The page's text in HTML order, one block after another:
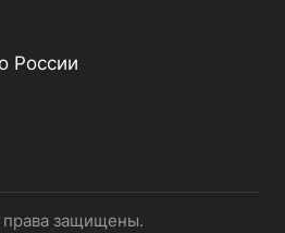
России
защищены.